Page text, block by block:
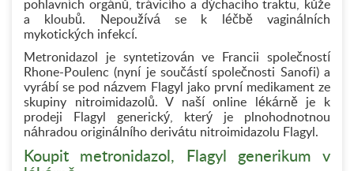
pohlavních orgánů, trávicího a dýchacího traktu, kůže
a kloubů. Nepoužívá se k léčbě vaginálních
mykotických infekcí.
Metronidazol je syntetizován ve Francii společností
Rhone-Poulenc (nyní je součástí společnosti Sanofi) a
vyrábí se pod názvem Flagyl jako první medikament ze
skupiny nitroimidazolů. V naší online lékárně je k
prodeji Flagyl generický, který je plnohodnotnou
náhradou originálního derivátu nitroimidazolu Flagyl.
Koupit metronidazol, Flagyl generikum v